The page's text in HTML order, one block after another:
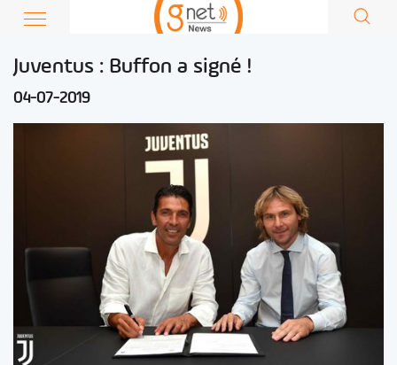
Juventus : Buffon a signé !
04-07-2019